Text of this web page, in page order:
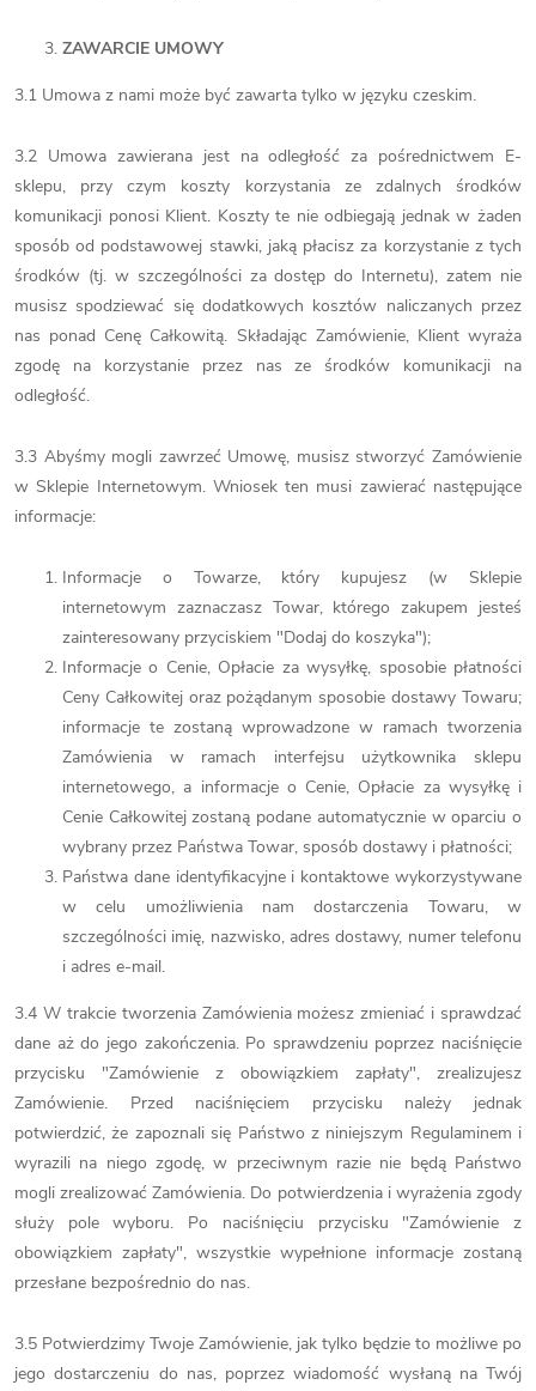
ZAWARCIE UMOWY
3.1 Umowa z nami może być zawarta tylko w języku czeskim.
3.2 Umowa zawierana jest na odległość za pośrednictwem E-
sklepu, przy czym koszty korzystania ze zdalnych środków
komunikacji ponosi Klient. Koszty te nie odbiegają jednak w żaden
sposób od podstawowej stawki, jaką płacisz za korzystanie z tych
środków (tj. w szczególności za dostęp do Internetu), zatem nie
musisz spodziewać się dodatkowych kosztów naliczanych przez
nas ponad Cenę Całkowitą. Składając Zamówienie, Klient wyraża
zgodę na korzystanie przez nas ze środków komunikacji na
odległość.
3.3 Abyśmy mogli zawrzeć Umowę, musisz stworzyć Zamówienie
w Sklepie Internetowym. Wniosek ten musi zawierać następujące
informacje:
Informacje o Towarze, który kupujesz (w Sklepie
internetowym zaznaczasz Towar, którego zakupem jesteś
zainteresowany przyciskiem "Dodaj do koszyka");
Informacje o Cenie, Opłacie za wysyłkę, sposobie płatności
Ceny Całkowitej oraz pożądanym sposobie dostawy Towaru;
informacje te zostaną wprowadzone w ramach tworzenia
Zamówienia w ramach interfejsu użytkownika sklepu
internetowego, a informacje o Cenie, Opłacie za wysyłkę i
Cenie Całkowitej zostaną podane automatycznie w oparciu o
wybrany przez Państwa Towar, sposób dostawy i płatności;
Państwa dane identyfikacyjne i kontaktowe wykorzystywane
w celu umożliwienia nam dostarczenia Towaru, w
szczególności imię, nazwisko, adres dostawy, numer telefonu
i adres e-mail.
3.4 W trakcie tworzenia Zamówienia możesz zmieniać i sprawdzać
dane aż do jego zakończenia. Po sprawdzeniu poprzez naciśnięcie
przycisku "Zamówienie z obowiązkiem zapłaty", zrealizujesz
Zamówienie. Przed naciśnięciem przycisku należy jednak
potwierdzić, że zapoznali się Państwo z niniejszym Regulaminem i
wyrazili na niego zgodę, w przeciwnym razie nie będą Państwo
mogli zrealizować Zamówienia. Do potwierdzenia i wyrażenia zgody
służy pole wyboru. Po naciśnięciu przycisku "Zamówienie z
obowiązkiem zapłaty", wszystkie wypełnione informacje zostaną
przesłane bezpośrednio do nas.
3.5 Potwierdzimy Twoje Zamówienie, jak tylko będzie to możliwe po
jego dostarczeniu do nas, poprzez wiadomość wysłaną na Twój